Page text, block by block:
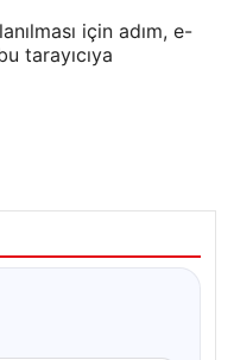
için adım, e-
tarayıcıya